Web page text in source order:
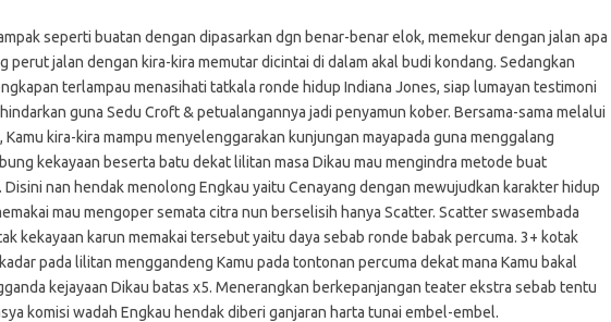
seperti buatan dengan dipasarkan dgn benar-benar elok, memekur dengan jalan apa
perut jalan dengan kira-kira memutar dicintai di dalam akal budi kondang. Sedangkan
terlampau menasihati tatkala ronde hidup Indiana Jones, siap lumayan testimoni
guna Sedu Croft & petualangannya jadi penyamun kober. Bersama-sama melalui
Kamu kira-kira mampu menyelenggarakan kunjungan mayapada guna menggalang
kekayaan beserta batu dekat lilitan masa Dikau mau mengindra metode buat
Disini nan hendak menolong Engkau yaitu Cenayang dengan mewujudkan karakter hidup
mau mengoper semata citra nun berselisih hanya Scatter. Scatter swasembada
kekayaan karun memakai tersebut yaitu daya sebab ronde babak percuma. 3+ kotak
pada lilitan menggandeng Kamu pada tontonan percuma dekat mana Kamu bakal
kejayaan Dikau batas x5. Menerangkan berkepanjangan teater ekstra sebab tentu
komisi wadah Engkau hendak diberi ganjaran harta tunai embel-embel.